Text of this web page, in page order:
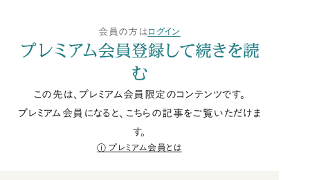
会員の方はログイン
プレミアム会員登録して続きを読
む
この先は、プレミアム会員限定のコンテンツです。
プレミアム会員になると、こちらの記事をご覧いただけま
す。
プレミアム会員とは